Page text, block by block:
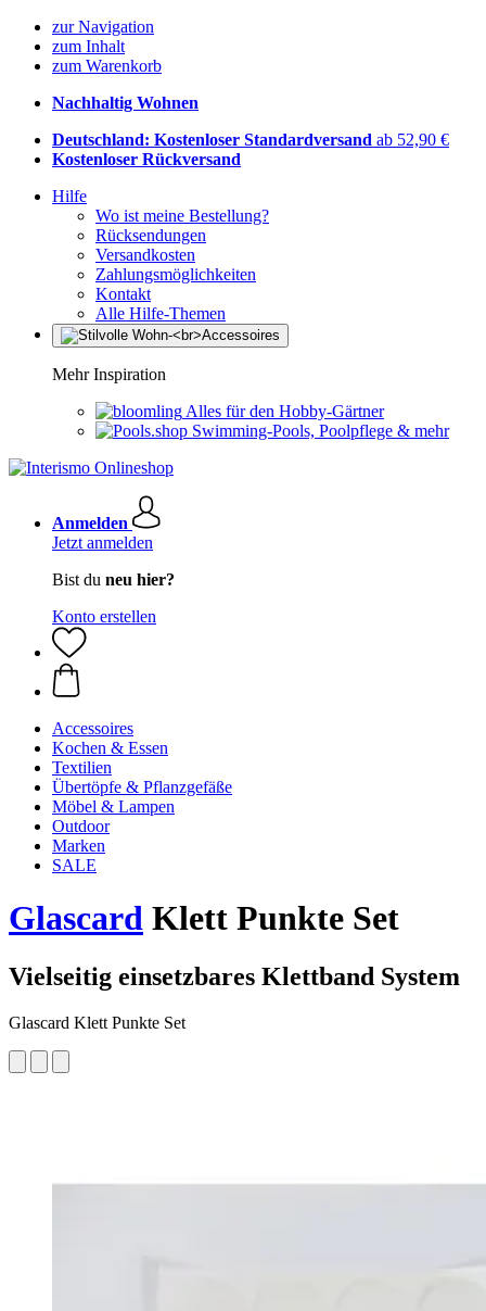
zur Navigation
zum Inhalt
zum Warenkorb
Nachhaltig Wohnen
Deutschland: Kostenloser Standardversand ab 52,90 €
Kostenloser Rückversand
Hilfe
Wo ist meine Bestellung?
Rücksendungen
Versandkosten
Zahlungsmöglichkeiten
Kontakt
Alle Hilfe-Themen
Mehr Inspiration
Alles für den Hobby-Gärtner
Swimming-Pools, Poolpflege & mehr
Anmelden
Jetzt anmelden
Bist du neu hier?
Konto erstellen
Accessoires
Kochen & Essen
Textilien
Übertöpfe & Pflanzgefäße
Möbel & Lampen
Outdoor
Marken
SALE
Glascard Klett Punkte Set
Vielseitig einsetzbares Klettband System
Glascard Klett Punkte Set